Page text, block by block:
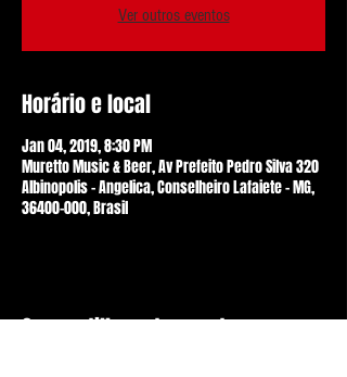
Ver outros eventos
Horário e local
Jan 04, 2019, 8:30 PM
Muretto Music & Beer, Av Prefeito Pedro Silva 320
Albinopolis - Angelica, Conselheiro Lafaiete - MG,
36400-000, Brasil
Compartilhe este evento